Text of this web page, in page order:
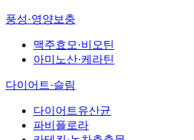
풍성·영양보충
맥주효모·비오틴
아미노산·케라틴
다이어트·슬림
다이어트유산균
파비플로라